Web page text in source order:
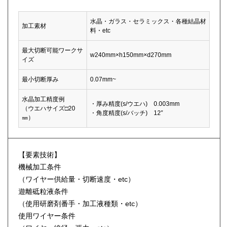
加工素材
水晶・ガラス・セラミックス・各種結晶材
料・etc
最大切断可能ワークサ
イズ
w240mm×h150mm×d270mm
最小切断厚み 0.07mm~
水晶加工精度例
（ウエハサイズ□20
㎜）
・厚み精度(s/ウエハ) 0.003mm
・角度精度(s/バッチ) 12″
【要素技術】
機械加工条件
（ワイヤー供給量・切断速度・etc）
遊離砥粒液条件
（使用研磨剤番手・加工液種類・etc）
使用ワイヤー条件